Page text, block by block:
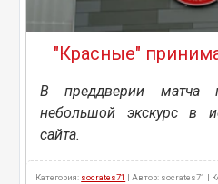
"Красные"
В преддверии матча
небольшой экскурс в
сайта.
Категория: socrates71 | Автор: socrates71 |